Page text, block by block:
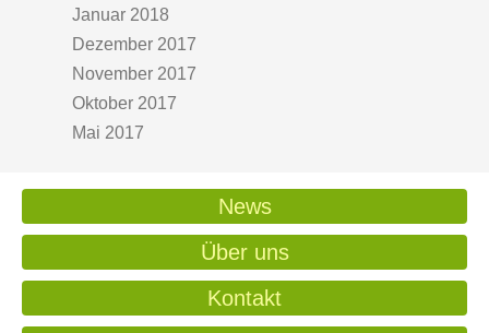
Januar 2018
Dezember 2017
November 2017
Oktober 2017
Mai 2017
News
Über uns
Kontakt